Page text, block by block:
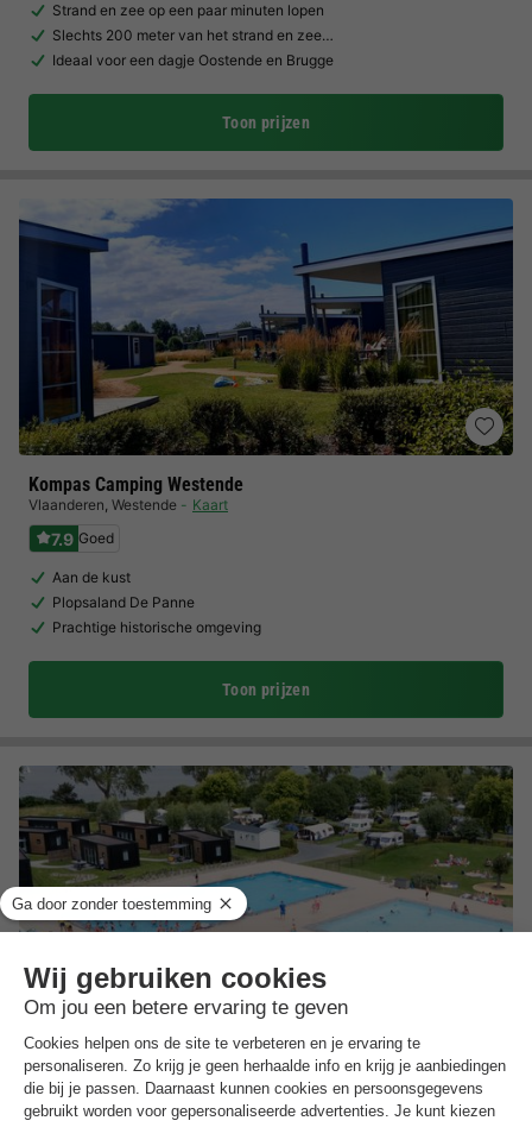
Strand en zee op een paar minuten lopen
Slechts 200 meter van het strand en zee…
Ideaal voor een dagje Oostende en Brugge
Toon prijzen
Kompas Camping Westende
Vlaanderen, Westende Kaart
7.9 Goed
Aan de kust
Plopsaland De Panne
Prachtige historische omgeving
Toon prijzen
Kompas Camping Nieuwpoort
Vlaanderen,Nieuwpoort Kaart
8.1 Zeer goed